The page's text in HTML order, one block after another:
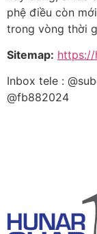
phệ điều còn
trong vòng thời
Sitemap: https://
Inbox tele :
@fb882024